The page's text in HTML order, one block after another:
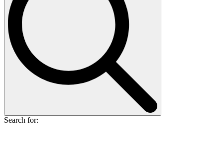
Search for: